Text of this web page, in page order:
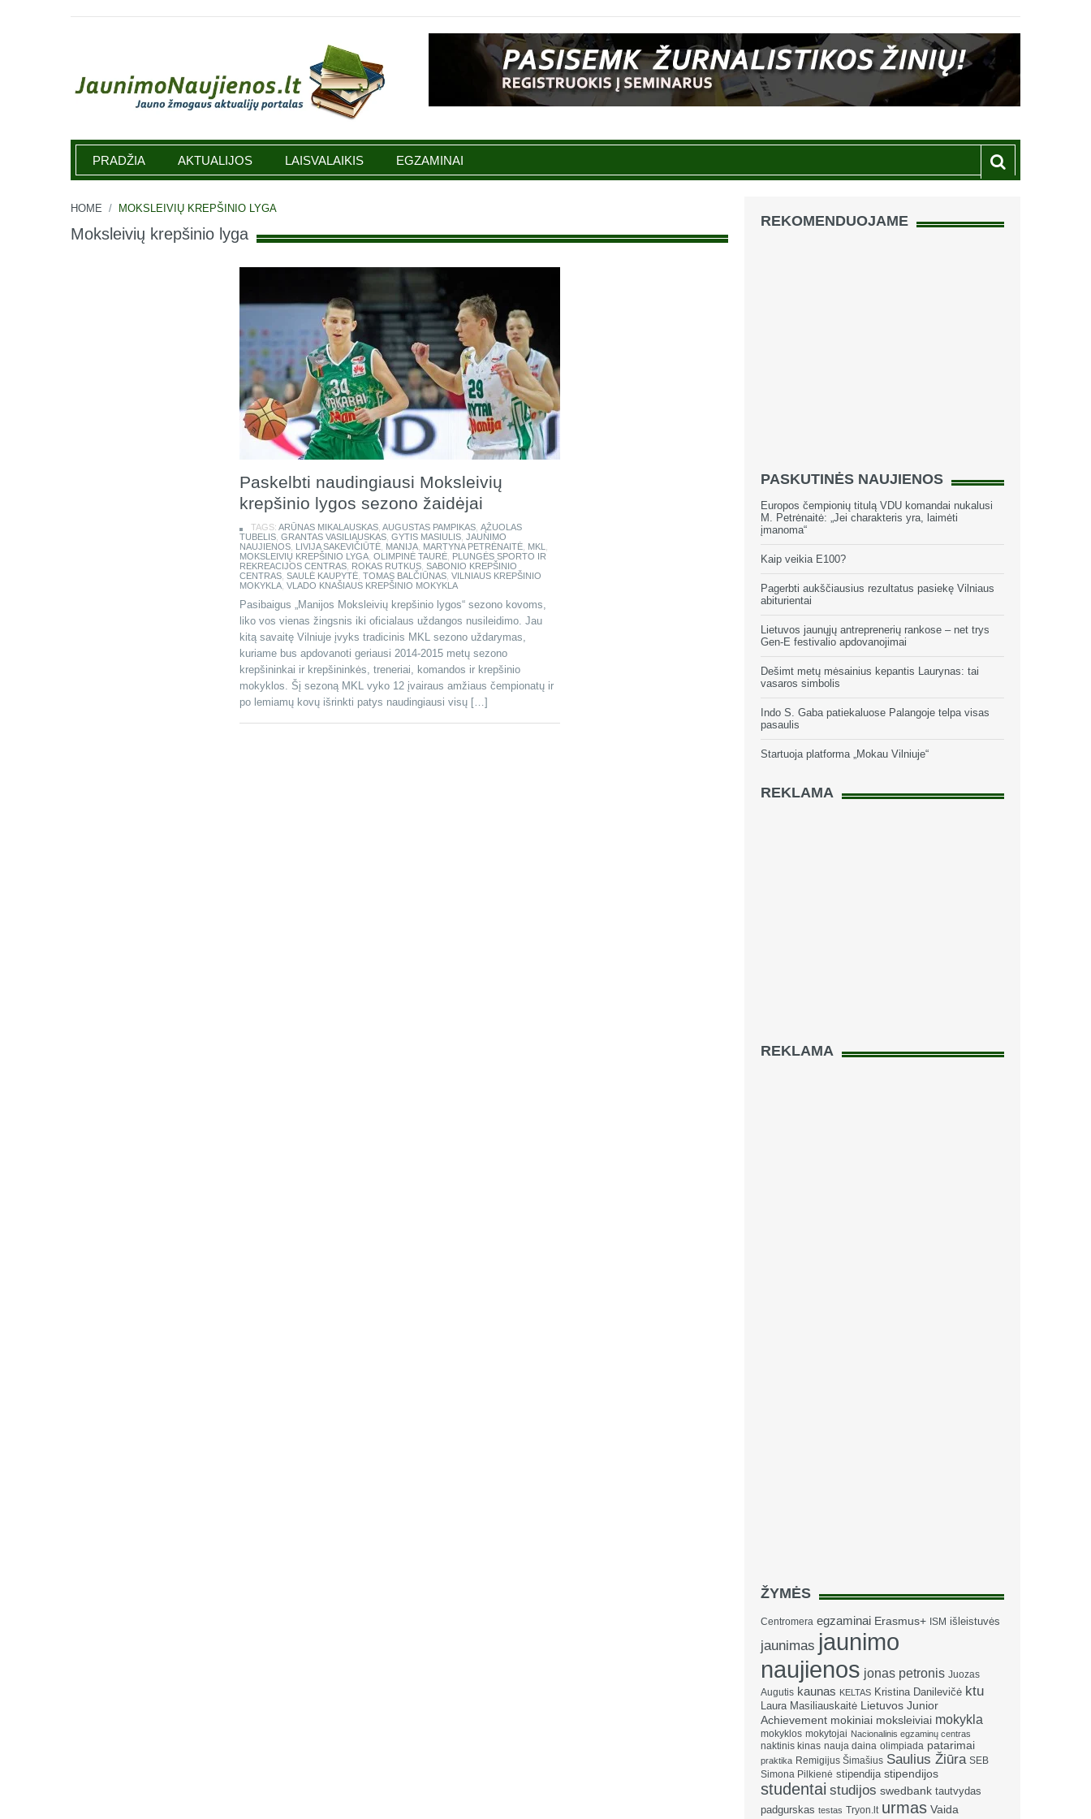
Jaunimonaujienos.lt
PRADŽIA AKTUALIJOS LAISVALAIKIS EGZAMINAI
HOME / MOKSLEIVIŲ KREPŠINIO LYGA
Moksleivių krepšinio lyga
Paskelbti naudingiausi Moksleivių
krepšinio lygos sezono žaidėjai
TAGS: ARŪNAS MIKALAUSKAS, AUGUSTAS PAMPIKAS, ĄŽUOLAS
TUBELIS, GRANTAS VASILIAUSKAS, GYTIS MASIULIS, JAUNIMO
NAUJIENOS, LIVIJA SAKEVIČIŪTĖ, MANIJA, MARTYNA PETRĖNAITĖ, MKL
MOKSLEIVIŲ KREPŠINIO LYGA, OLIMPINĖ TAURĖ, PLUNGĖS SPORTO IR
REKREACIJOS CENTRAS, ROKAS RUTKUS, SABONIO KREPŠINIO
CENTRAS, SAULĖ KAUPYTĖ, TOMAS BALČIŪNAS, VILNIAUS KREPŠINIO
MOKYKLA, VLADO KNAŠIAUS KREPŠINIO MOKYKLA
Pasibaigus „Manijos Moksleivių krepšinio lygos“ sezono kovoms,
liko vos vienas žingsnis iki oficialaus uždangos nusileidimo. Jau
kitą savaitę Vilniuje įvyks tradicinis MKL sezono uždarymas,
kuriame bus apdovanoti geriausi 2014-2015 metų sezono
krepšininkai ir krepšininkės, treneriai, komandos ir krepšinio
mokyklos. Šį sezoną MKL vyko 12 įvairaus amžiaus čempionatų ir
po lemiamų kovų išrinkti patys naudingiausi visų […]
REKOMENDUOJAME
PASKUTINĖS NAUJIENOS
Europos čempionių titulą VDU komandai nukalusi
M. Petrėnaitė: „Jei charakteris yra, laimėti
įmanoma“
Kaip veikia E100?
Pagerbti aukščiausius rezultatus pasiekę Vilniaus
abiturientai
Lietuvos jaunųjų antreprenerių rankose – net trys
Gen-E festivalio apdovanojimai
Dešimt metų mėsainius kepantis Laurynas: tai
vasaros simbolis
Indo S. Gaba patiekaluose Palangoje telpa visas
pasaulis
Startuoja platforma „Mokau Vilniuje“
REKLAMA
REKLAMA
ŽYMĖS
Centromera egzaminai Erasmus+ ISM išleistuvės
jaunimas jaunimo
naujienos jonas petronis Juozas
Augutis kaunas KELTAS Kristina Danilevičė ktu
Laura Masiliauskaitė Lietuvos Junior
Achievement mokiniai moksleiviai mokykla
mokyklos mokytojai Nacionalinis egzaminų centras
naktinis kinas nauja daina olimpiada patarimai
praktika Remigijus Šimašius Saulius Žiūra SEB
Simona Pilkienė stipendija stipendijos
studentai studijos swedbank tautvydas
padgurskas testas Tryon.lt urmas Vaida